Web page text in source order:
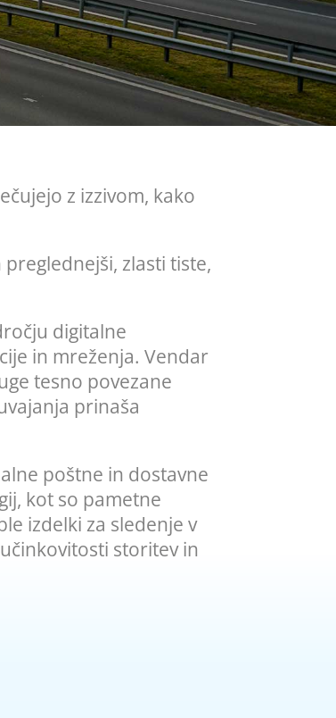
z izzivom, kako
zlasti tiste,
digitalne
in mreženja. Vendar
tesno povezane
prinaša
poštne in dostavne
kot so pametne
izdelki za sledenje v
storitev in